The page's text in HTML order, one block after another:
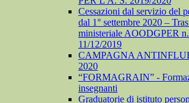
Cessazioni dal servizio del
dal 1° settembre 2020 –
ministeriale AOODGPER
11/12/2019
CAMPAGNA
2020
“FORMAGRAIN” -
insegnanti
Graduatorie di istituto